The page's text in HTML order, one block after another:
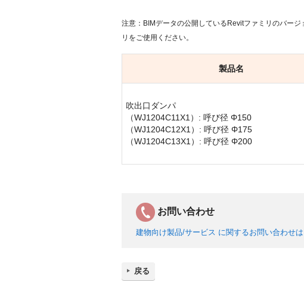
注意：BIMデータの公開しているRevitファミリのバー
リをご使用ください。
製品名
吹出口ダンパ
（WJ1204C11X1）: 呼び径 Φ150
（WJ1204C12X1）: 呼び径 Φ175
（WJ1204C13X1）: 呼び径 Φ200
お問い合わせ
建物向け製品/サービス に関するお問い合わせ
戻る